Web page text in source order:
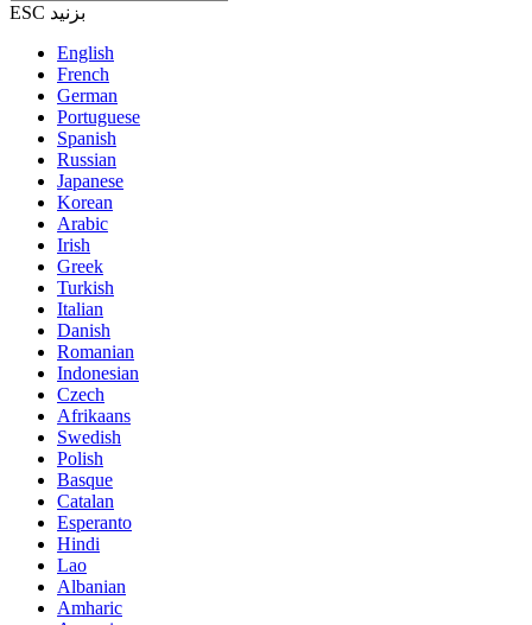
ESC بزنید
English
French
German
Portuguese
Spanish
Russian
Japanese
Korean
Arabic
Irish
Greek
Turkish
Italian
Danish
Romanian
Indonesian
Czech
Afrikaans
Swedish
Polish
Basque
Catalan
Esperanto
Hindi
Lao
Albanian
Amharic